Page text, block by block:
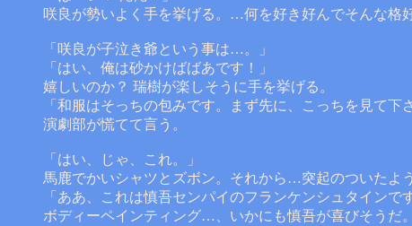
咲良が勢いよく手を挙げる。…何を好き好んでそんな格
「咲良が子泣き爺という事は…。」
「はい、俺は砂かけばばあです！」
嬉しいのか？ 瑞樹が楽しそうに手を挙げる。
「和服はそっちの包みです。まず先に、こっちを見て下
演劇部が慌てて言う。
「はい、じゃ、これ。」
馬鹿でかいシャツとズボン。それから…突起のついたよ
「ああ、これは慎吾センパイのフランケンシュタイン
ボディーペインティング…、いかにも慎吾が喜びそうだ。